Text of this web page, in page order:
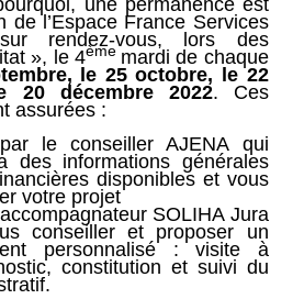
de l’Espace France Services
rendez-vous, lors des
», le 4èmemardi de chaque
le 25 octobre, le 22
20 décembre 2022. Ces
assurées :
le conseiller AJENA qui
des informations générales
disponibles et vous
votre projet
SOLIHA Jura
conseiller et proposer un
personnalisé : visite à
constitution et suivi du